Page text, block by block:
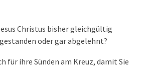
Christus bisher gleichgültig
oder gar abgelehnt?
für ihre Sünden am Kreuz, damit Sie